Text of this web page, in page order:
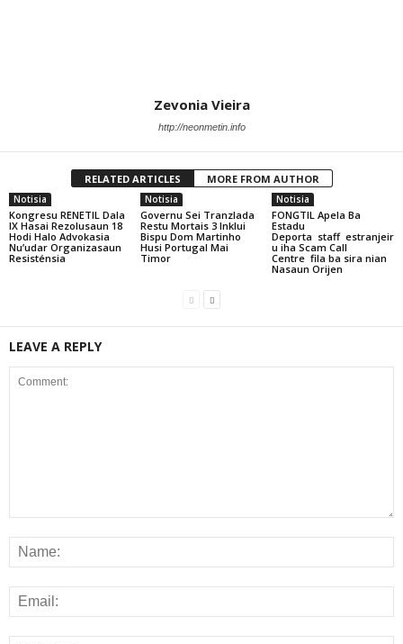
Zevonia Vieira
http://neonmetin.info
RELATED ARTICLES MORE FROM AUTHOR
Notisia
Kongresu RENETIL Dala
IX Hasai Rezolusaun 18
Hodi Halo Advokasia
Nu’udar Organizasaun
Resisténsia
Notisia
Governu Sei Tranzlada
Restu Mortais 3 Inklui
Bispu Dom Martinho
Husi Portugal Mai
Timor
Notisia
FONGTIL Apela Ba
Estadu
Deporta staff estranjeir
u iha Scam Call
Centre fila ba sira nian
Nasaun Orijen
LEAVE A REPLY